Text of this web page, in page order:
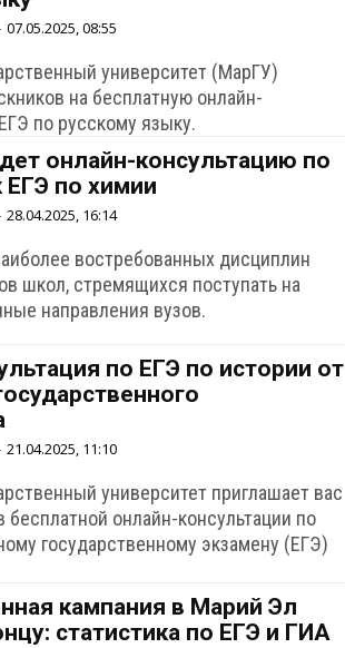
07.05.2025, 08:55
университет (МарГУ)
на бесплатную онлайн-
по русскому языку.
онлайн-консультацию по
ЕГЭ по химии
28.04.2025, 16:14
востребованных дисциплин
школ, стремящихся поступать на
направления вузов.
по ЕГЭ по истории от
21.04.2025, 11:10
университет приглашает вас
бесплатной онлайн-консультации по
государственному экзамену (ЕГЭ)
кампания в Марий Эл
статистика по ЕГЭ и ГИА